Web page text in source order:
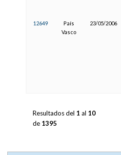
12649
País
Vasco
23/05/2006
Resultados del 1 al 10
de 1395